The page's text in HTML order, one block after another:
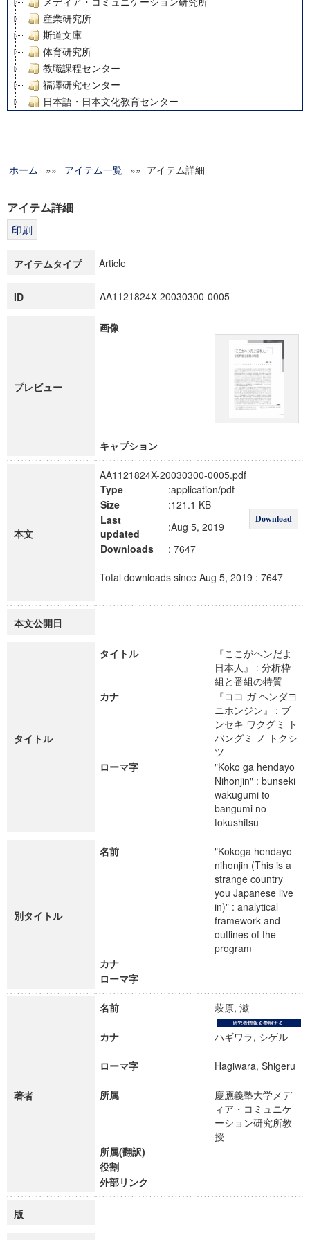
産業研究所
斯道文庫
体育研究所
教職課程センター
福澤研究センター
日本語・日本文化教育センター
グローバルリサーチインスティテュート
科学研究費補助金研究成果報告書
博士課程教育リーディングプログラム「超成熟社会発展のサ
ホーム »» アイテム一覧 »» アイテム詳細
アイテム詳細
アイテムタイプ Article
ID AA1121824X-20030300-0005
プレビュー
画像
キャプション
本文
AA1121824X-20030300-0005.pdf
Type
:application/pdf
Download
Size
:121.1 KB
Last
updated
:Aug 5, 2019
Downloads
: 7647
Total downloads since Aug 5, 2019 : 7647
本文公開日
タイトル
タイトル
『ここがヘンだよ
日本人』 : 分析枠
組と番組の特質
カナ
『ココ ガ ヘンダヨ
ニホンジン』 : ブ
ンセキ ワクグミ ト
バングミ ノ トクシ
ツ
ローマ字
"Koko ga hendayo
Nihonjin" : bunseki
wakugumi to
bangumi no
tokushitsu
別タイトル
名前
"Kokoga hendayo
nihonjin (This is a
strange country
you Japanese live
in)" : analytical
framework and
outlines of the
program
カナ
ローマ字
著者
名前 萩原, 滋
カナ ハギワラ, シゲル
ローマ字 Hagiwara, Shigeru
所属
慶應義塾大学メデ
ィア・コミュニケ
ーション研究所教
授
所属(翻訳)
役割
外部リンク
版